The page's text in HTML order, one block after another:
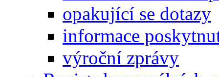
opakující se dotazy
informace
výroční zprávy